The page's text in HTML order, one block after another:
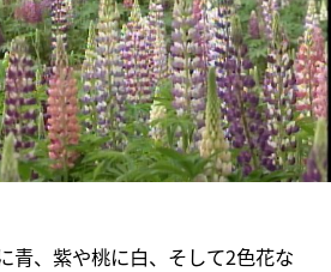
青、紫や桃に白、そして2色花な